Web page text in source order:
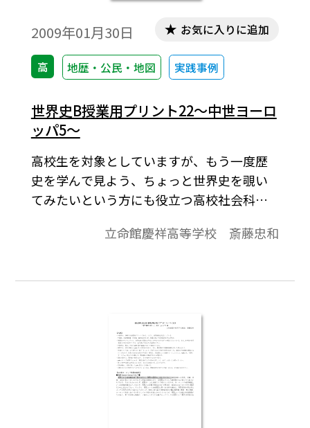
2009年01月30日
高 地歴・公民・地図 実践事例
お気に入りに追加
世界史B授業用プリント22～中世ヨーロ
ッパ5～
高校生を対象としていますが、もう一度歴
史を学んで見よう、ちょっと世界史を覗い
てみたいという方にも役立つ高校社会科の
「しっかり」学びうるよう内容の充実をは
のを配して、興味関心を喚起することに努
立命館慶祥高等学校 斎藤忠和